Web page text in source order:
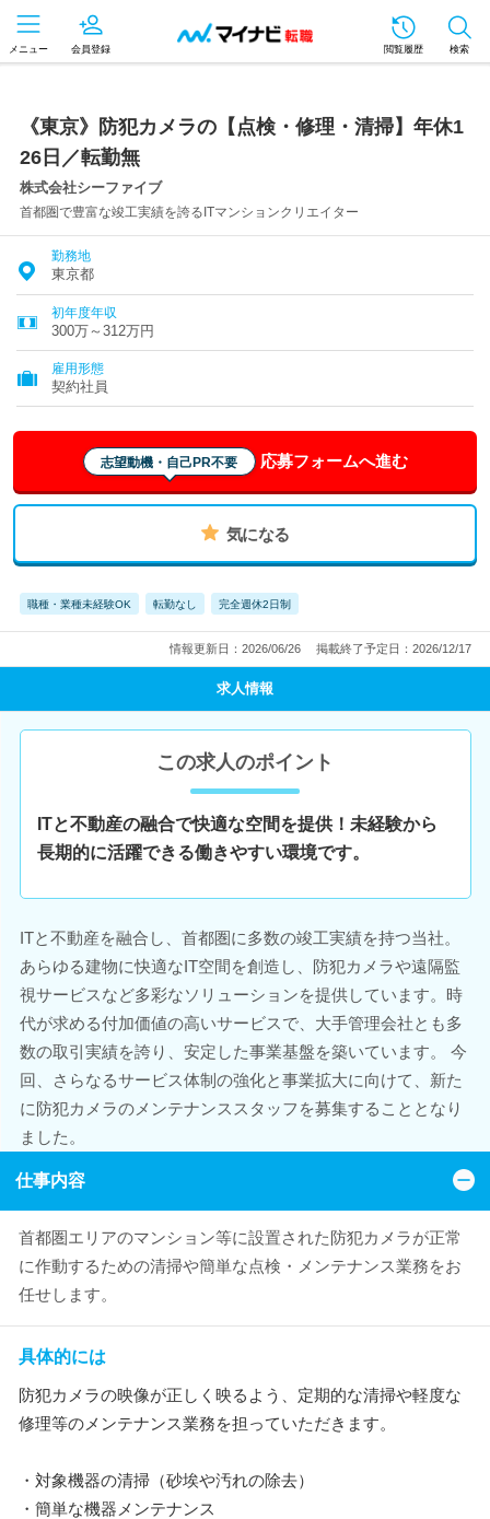
メニュー 会員登録 閲覧履歴 検索
《東京》防犯カメラの【点検・修理・清掃】年休1
26日／転勤無
株式会社シーファイブ
首都圏で豊富な竣工実績を誇るITマンションクリエイター
勤務地
東京都
初年度年収
300万～312万円
雇用形態
契約社員
志望動機・自己PR不要 応募フォームへ進む
気になる
職種・業種未経験OK 転勤なし 完全週休2日制
情報更新日：2026/06/26 掲載終了予定日：2026/12/17
求人情報
この求人のポイント
ITと不動産の融合で快適な空間を提供！未経験から
長期的に活躍できる働きやすい環境です。
ITと不動産を融合し、首都圏に多数の竣工実績を持つ当社。
あらゆる建物に快適なIT空間を創造し、防犯カメラや遠隔監
視サービスなど多彩なソリューションを提供しています。時
代が求める付加価値の高いサービスで、大手管理会社とも多
数の取引実績を誇り、安定した事業基盤を築いています。 今
回、さらなるサービス体制の強化と事業拡大に向けて、新た
に防犯カメラのメンテナンススタッフを募集することとなり
ました。
仕事内容
首都圏エリアのマンション等に設置された防犯カメラが正常
に作動するための清掃や簡単な点検・メンテナンス業務をお
任せします。
具体的には
防犯カメラの映像が正しく映るよう、定期的な清掃や軽度な
修理等のメンテナンス業務を担っていただきます。
・対象機器の清掃（砂埃や汚れの除去）
・簡単な機器メンテナンス